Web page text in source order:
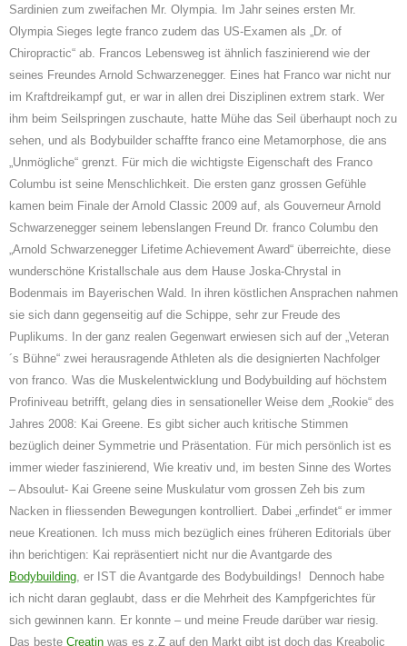
Sardinien zum zweifachen Mr. Olympia. Im Jahr seines ersten Mr.
Olympia Sieges legte franco zudem das US-Examen als „Dr. of
Chiropractic“ ab. Francos Lebensweg ist ähnlich faszinierend wie der
seines Freundes Arnold Schwarzenegger. Eines hat Franco war nicht nur
im Kraftdreikampf gut, er war in allen drei Disziplinen extrem stark. Wer
ihm beim Seilspringen zuschaute, hatte Mühe das Seil überhaupt noch zu
sehen, und als Bodybuilder schaffte franco eine Metamorphose, die ans
„Unmögliche“ grenzt. Für mich die wichtigste Eigenschaft des Franco
Columbu ist seine Menschlichkeit. Die ersten ganz grossen Gefühle
kamen beim Finale der Arnold Classic 2009 auf, als Gouverneur Arnold
Schwarzenegger seinem lebenslangen Freund Dr. franco Columbu den
„Arnold Schwarzenegger Lifetime Achievement Award“ überreichte, diese
wunderschöne Kristallschale aus dem Hause Joska-Chrystal in
Bodenmais im Bayerischen Wald. In ihren köstlichen Ansprachen nahmen
sie sich dann gegenseitig auf die Schippe, sehr zur Freude des
Puplikums. In der ganz realen Gegenwart erwiesen sich auf der „Veteran
´s Bühne“ zwei herausragende Athleten als die designierten Nachfolger
von franco. Was die Muskelentwicklung und Bodybuilding auf höchstem
Profiniveau betrifft, gelang dies in sensationeller Weise dem „Rookie“ des
Jahres 2008: Kai Greene. Es gibt sicher auch kritische Stimmen
bezüglich deiner Symmetrie und Präsentation. Für mich persönlich ist es
immer wieder faszinierend, Wie kreativ und, im besten Sinne des Wortes
– Absoulut- Kai Greene seine Muskulatur vom grossen Zeh bis zum
Nacken in fliessenden Bewegungen kontrolliert. Dabei „erfindet“ er immer
neue Kreationen. Ich muss mich bezüglich eines früheren Editorials über
ihn berichtigen: Kai repräsentiert nicht nur die Avantgarde des
Bodybuilding, er IST die Avantgarde des Bodybuildings!
Dennoch habe
ich nicht daran geglaubt, dass er die Mehrheit des Kampfgerichtes für
sich gewinnen kann. Er konnte – und meine Freude darüber war riesig.
Das beste Creatin was es z.Z auf den Markt gibt ist doch das Kreabolic